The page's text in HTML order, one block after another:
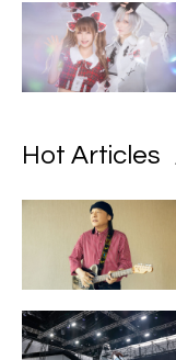
Hot Articles